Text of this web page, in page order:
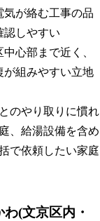
気が絡む工事の品
認しやすい
心部まで近く、
が組みやすい立地
のやり取りに慣れ
、給湯設備を含め
で依頼したい家庭
(文京区内・